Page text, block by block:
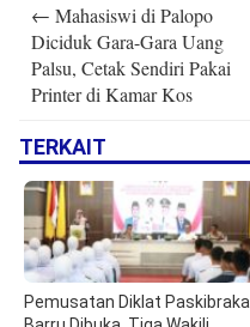
navigation
← Mahasiswi di Palopo
Diciduk Gara-Gara Uang
Palsu, Cetak Sendiri Pakai
Printer di Kamar Kos
TERKAIT
Pemusatan Diklat Paskibraka